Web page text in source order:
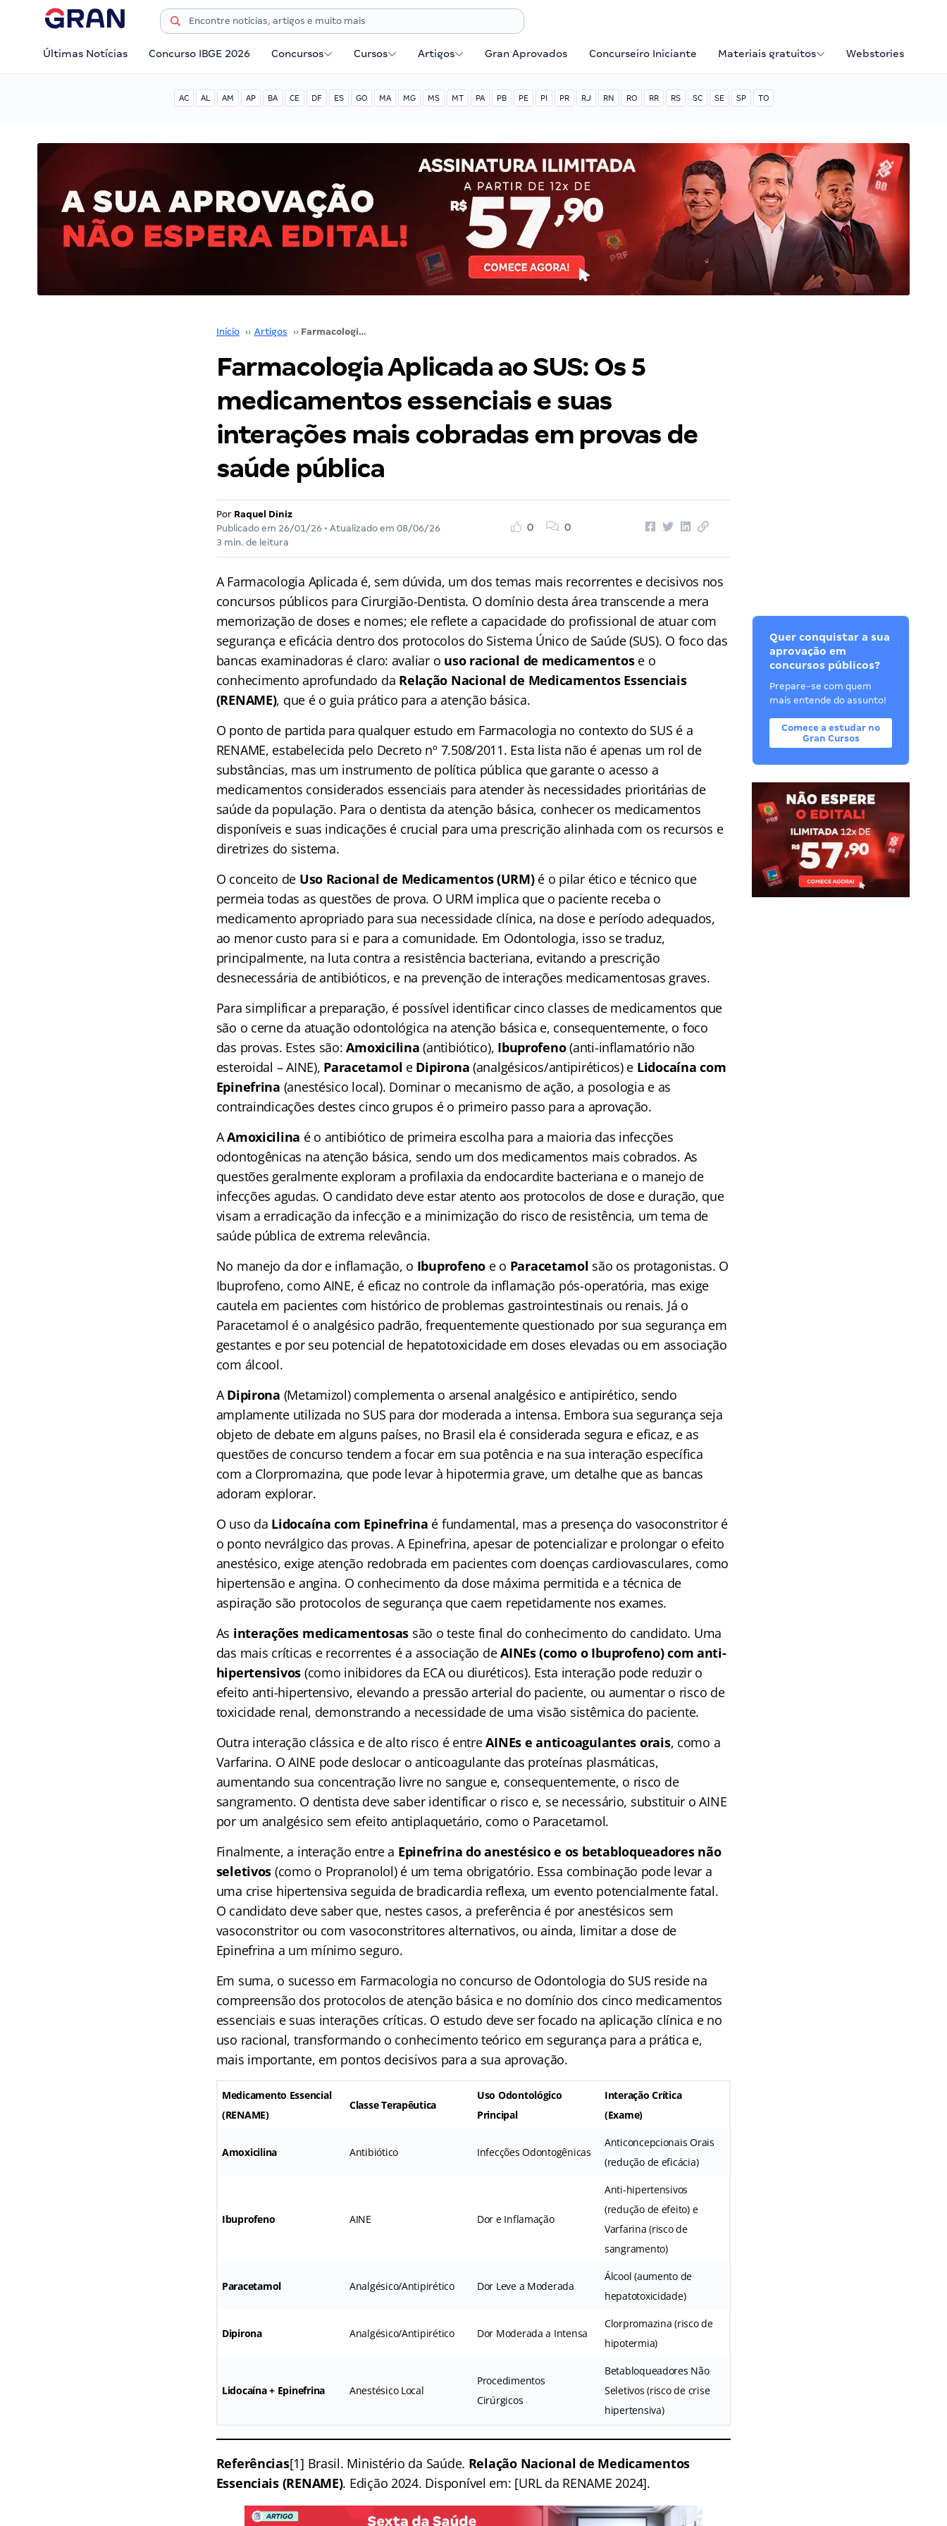
Últimas Notícias Concurso IBGE 2026 Concursos Cursos Artigos Gran Aprovados Concurseiro Iniciante Materiais gratuitos Webstories
AC AL AM AP BA CE DF ES GO MA MG MS MT PA PB PE PI PR RJ RN RO RR RS SC SE SP TO
Início ›› Artigos ›› Farmacologia Aplicada ao SUS: Os 5 medicamentos essenciais e suas interações mais cobradas em provas de saúde pública
Farmacologia Aplicada ao SUS: Os 5
medicamentos essenciais e suas
interações mais cobradas em provas de
saúde pública
Por Raquel Diniz
Publicado em 26/01/26 • Atualizado em 08/06/26
3 min. de leitura
0 0
A Farmacologia Aplicada é, sem dúvida, um dos temas mais recorrentes e decisivos nos
concursos públicos para Cirurgião-Dentista. O domínio desta área transcende a mera
memorização de doses e nomes; ele reflete a capacidade do profissional de atuar com
segurança e eficácia dentro dos protocolos do Sistema Único de Saúde (SUS). O foco das
bancas examinadoras é claro: avaliar o uso racional de medicamentose o
conhecimento aprofundado da Relação Nacional de Medicamentos Essenciais
(RENAME), que é o guia prático para a atenção básica.
O ponto de partida para qualquer estudo em Farmacologia no contexto do SUS é a
RENAME, estabelecida pelo Decreto nº 7.508/2011. Esta lista não é apenas um rol de
substâncias, mas um instrumento de política pública que garante o acesso a
medicamentos considerados essenciais para atender às necessidades prioritárias de
saúde da população. Para o dentista da atenção básica, conhecer os medicamentos
disponíveis e suas indicações é crucial para uma prescrição alinhada com os recursos e
diretrizes do sistema.
O conceito de Uso Racional de Medicamentos (URM)é o pilar ético e técnico que
permeia todas as questões de prova. O URM implica que o paciente receba o
medicamento apropriado para sua necessidade clínica, na dose e período adequados,
ao menor custo para si e para a comunidade. Em Odontologia, isso se traduz,
principalmente, na luta contra a resistência bacteriana, evitando a prescrição
desnecessária de antibióticos, e na prevenção de interações medicamentosas graves.
Para simplificar a preparação, é possível identificar cinco classes de medicamentos que
são o cerne da atuação odontológica na atenção básica e, consequentemente, o foco
das provas. Estes são:Amoxicilina (antibiótico), Ibuprofeno(anti-inflamatório não
esteroidal – AINE), Paracetamol e Dipirona (analgésicos/antipiréticos) e Lidocaína com
Epinefrina (anestésico local). Dominar o mecanismo de ação, a posologia e as
contraindicações destes cinco grupos é o primeiro passo para a aprovação.
AAmoxicilina é o antibiótico de primeira escolha para a maioria das infecções
odontogênicas na atenção básica, sendo um dos medicamentos mais cobrados. As
questões geralmente exploram a profilaxia da endocardite bacteriana e o manejo de
infecções agudas. O candidato deve estar atento aos protocolos de dose e duração, que
visam a erradicação da infecção e a minimização do risco de resistência, um tema de
saúde pública de extrema relevância.
No manejo da dor e inflamação, o Ibuprofeno e o Paracetamol são os protagonistas. O
Ibuprofeno, como AINE, é eficaz no controle da inflamação pós-operatória, mas exige
cautela em pacientes com histórico de problemas gastrointestinais ou renais. Já o
Paracetamol é o analgésico padrão, frequentemente questionado por sua segurança em
gestantes e por seu potencial de hepatotoxicidade em doses elevadas ou em associação
com álcool.
ADipirona (Metamizol) complementa o arsenal analgésico e antipirético, sendo
amplamente utilizada no SUS para dor moderada a intensa. Embora sua segurança seja
objeto de debate em alguns países, no Brasil ela é considerada segura e eficaz, e as
questões de concurso tendem a focar em sua potência e na sua interação específica
com a Clorpromazina, que pode levar à hipotermia grave, um detalhe que as bancas
adoram explorar.
O uso da Lidocaína com Epinefrina é fundamental, mas a presença do vasoconstritor é
o ponto nevrálgico das provas. A Epinefrina, apesar de potencializar e prolongar o efeito
anestésico, exige atenção redobrada em pacientes com doenças cardiovasculares, como
hipertensão e angina. O conhecimento da dose máxima permitida e a técnica de
aspiração são protocolos de segurança que caem repetidamente nos exames.
As interações medicamentosas são o teste final do conhecimento do candidato. Uma
das mais críticas e recorrentes é a associação deAINEs (como o Ibuprofeno) com anti-
hipertensivos (como inibidores da ECA ou diuréticos). Esta interação pode reduzir o
efeito anti-hipertensivo, elevando a pressão arterial do paciente, ou aumentar o risco de
toxicidade renal, demonstrando a necessidade de uma visão sistêmica do paciente.
Outra interação clássica e de alto risco é entreAINEs e anticoagulantes orais, como a
Varfarina. O AINE pode deslocar o anticoagulante das proteínas plasmáticas,
aumentando sua concentração livre no sangue e, consequentemente, o risco de
sangramento. O dentista deve saber identificar o risco e, se necessário, substituir o AINE
por um analgésico sem efeito antiplaquetário, como o Paracetamol.
Finalmente, a interação entre a Epinefrina do anestésico e os betabloqueadores não
seletivos (como o Propranolol) é um tema obrigatório. Essa combinação pode levar a
uma crise hipertensiva seguida de bradicardia reflexa, um evento potencialmente fatal.
O candidato deve saber que, nestes casos, a preferência é por anestésicos sem
vasoconstritor ou com vasoconstritores alternativos, ou ainda, limitar a dose de
Epinefrina a um mínimo seguro.
Em suma, o sucesso em Farmacologia no concurso de Odontologia do SUS reside na
compreensão dos protocolos de atenção básica e no domínio dos cinco medicamentos
essenciais e suas interações críticas. O estudo deve ser focado na aplicação clínica e no
uso racional, transformando o conhecimento teórico em segurança para a prática e,
mais importante, em pontos decisivos para a sua aprovação.
Medicamento Essencial
(RENAME)
Classe Terapêutica
Uso Odontológico
Principal
Interação Crítica
(Exame)
Amoxicilina Antibiótico Infecções Odontogênicas
Anticoncepcionais Orais
(redução de eficácia)
Ibuprofeno AINE Dor e Inflamação
Anti-hipertensivos
(redução de efeito) e
Varfarina (risco de
sangramento)
Paracetamol Analgésico/Antipirético Dor Leve a Moderada
Álcool (aumento de
hepatotoxicidade)
Dipirona Analgésico/Antipirético Dor Moderada a Intensa
Clorpromazina (risco de
hipotermia)
Lidocaína + Epinefrina Anestésico Local
Procedimentos
Cirúrgicos
Betabloqueadores Não
Seletivos (risco de crise
hipertensiva)
Referências[1] Brasil. Ministério da Saúde. Relação Nacional de Medicamentos
Essenciais (RENAME). Edição 2024. Disponível em: [URL da RENAME 2024].
Quer conquistar a sua
aprovação em
concursos públicos?
Prepare-se com quem
mais entende do assunto!
Comece a estudar no
Gran Cursos